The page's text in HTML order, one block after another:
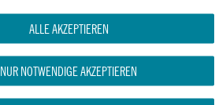
ALLE AKZEPTIEREN
NUR NOTWENDIGE AKZEPTIEREN